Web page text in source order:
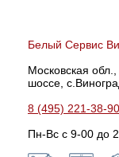
Белый Сервис
Московская
шоссе,
8 (495) 221-38-90
Пн-Вс с 9-00 до